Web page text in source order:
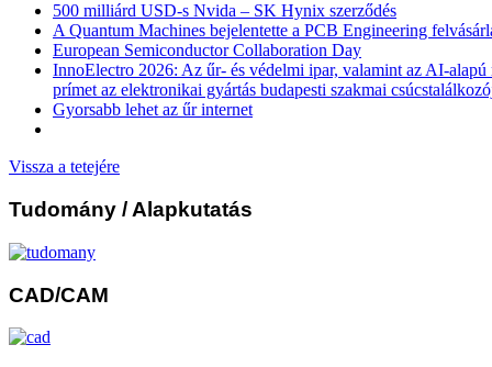
500 milliárd USD-s Nvida – SK Hynix szerződés
A Quantum Machines bejelentette a PCB Engineering
European Semiconductor Collaboration Day
InnoElectro 2026: Az űr- és védelmi ipar, valamint az AI-alapú
prímet az elektronikai gyártás budapesti szakmai
Gyorsabb lehet az űr internet
Vissza a tetejére
Tudomány / Alapkutatás
CAD/CAM